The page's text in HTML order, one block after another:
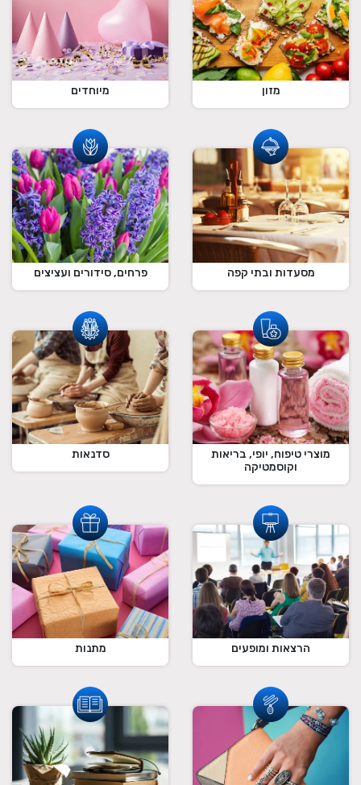
מזון מיוחדים
מסעדות ובתי קפה פרחים, סידורים ועציצים
מוצרי טיפוח, יופי, בריאות
וקוסמטיקה
סדנאות
הרצאות ומופעים מתנות